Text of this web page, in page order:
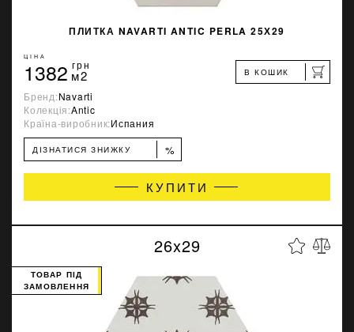
ПЛИТКА NAVARTI ANTIC PERLA 25Х29
ЦІНА
1382 грн
м2 В КОШИК
Бренд:Navarti
Колекція:Antic
Країна-виробник:Испания
ДІЗНАТИСЯ ЗНИЖКУ %
КУПИТИ
26x29
ТОВАР ПІД
ЗАМОВЛЕННЯ